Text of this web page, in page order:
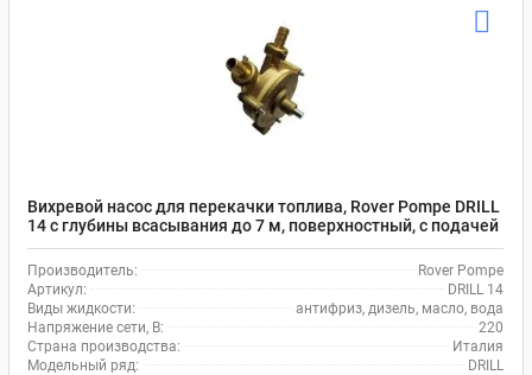
Вихревой насос для перекачки топлива, Rover Pompe DRILL
14 с глубины всасывания до 7 м, поверхностный, с подачей
до 15 л/мин
Производитель:
Rover Pompe
Артикул:
DRILL 14
Виды жидкости:
антифриз, дизель, масло, вода
Напряжение сети, В:
220
Страна производства:
Италия
Модельный ряд:
DRILL